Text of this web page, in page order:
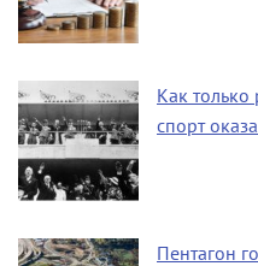
Как
спорт
Пентагон